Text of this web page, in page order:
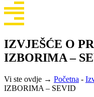
IZVJEŠĆE O
IZBORIMA –
Vi ste ovdje → Početna -
IZBORIMA – SEVID